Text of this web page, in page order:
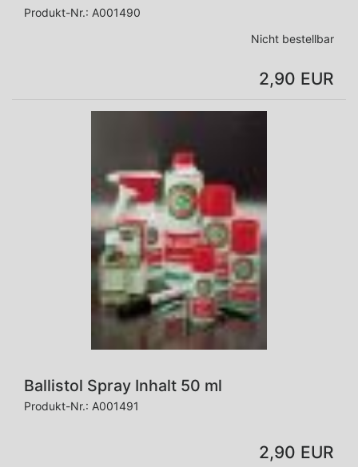
Produkt-Nr.: A001490
Nicht bestellbar
2,90 EUR
Ballistol Spray Inhalt 50 ml
Produkt-Nr.: A001491
2,90 EUR